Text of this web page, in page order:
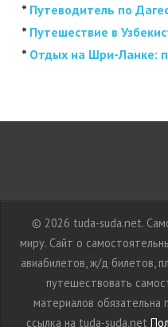
* Путеводитель по
* Путешествие в
* Отдых на Шри-Ланке:
© 2026 tuda-suda.net.
миру. Сайт о
авиабилетов, ж/д билетов,
путешествовать
материалов обязательна
ссылка на tuda-suda.net